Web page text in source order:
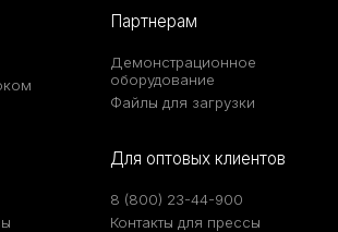
Партнерам
Демонстрационное
оборудование
Файлы для загрузки
Для оптовых клиентов
8 (800) 23-44-900
Контакты для прессы